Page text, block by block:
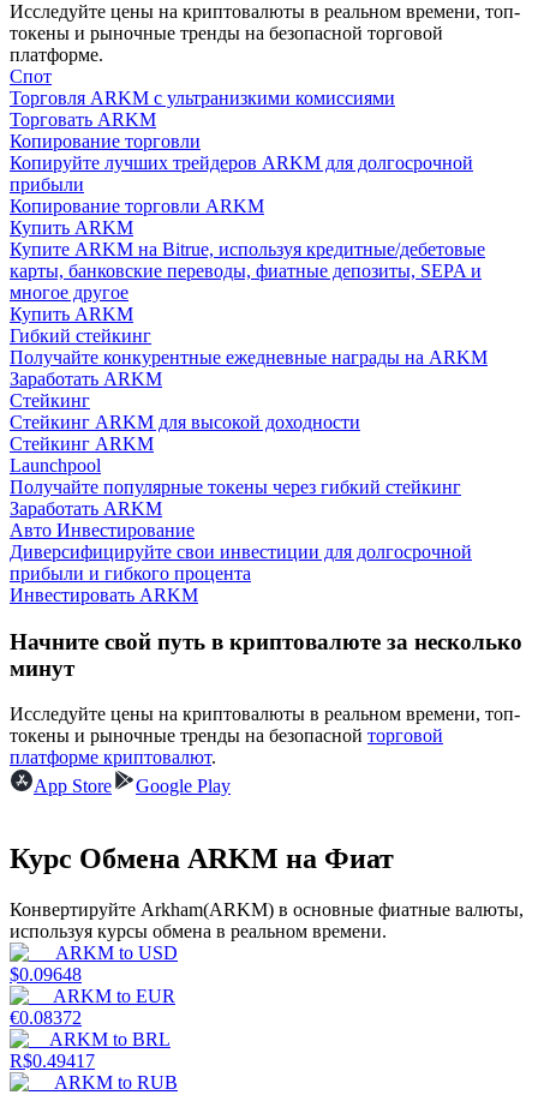
Гид
Руководство для начинающих по фьючерсам
Торговые стратегии
Узнайте, как оставаться прибыльным
Заработок
Получайте конкурентные награды ежедневно
Исследуйте цены на криптовалюты в реальном времени, топ-
токены и рыночные тренды на безопасной торговой
платформе.
Спот
Торговля ARKM с ультранизкими комиссиями
Торговать ARKM
Копирование торговли
Копируйте лучших трейдеров ARKM для долгосрочной
прибыли
Копирование торговли ARKM
Купить ARKM
Купите ARKM на Bitrue, используя кредитные/дебетовые
карты, банковские переводы, фиатные депозиты, SEPA и
многое другое
Купить ARKM
Гибкий стейкинг
Получайте конкурентные ежедневные награды на ARKM
Заработать ARKM
Стейкинг
Стейкинг ARKM для высокой доходности
Стейкинг ARKM
Launchpool
Получайте популярные токены через гибкий стейкинг
Заработать ARKM
Авто Инвестирование
Диверсифицируйте свои инвестиции для долгосрочной
прибыли и гибкого процента
Инвестировать ARKM
Начните свой путь в криптовалюте за несколько
минут
Исследуйте цены на криптовалюты в реальном времени, топ-
токены и рыночные тренды на безопасной торговой
платформе криптовалют.
App Store
Google Play
Курс Обмена ARKM на Фиат
Конвертируйте Arkham(ARKM) в основные фиатные валюты,
используя курсы обмена в реальном времени.
ARKM to USD
$0.09648
ARKM to EUR
€0.08372
ARKM to BRL
R$0.49417
ARKM to RUB